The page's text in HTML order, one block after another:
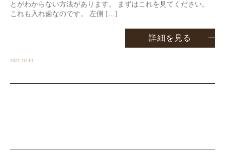
とがわからない方法があります。 まずはこれを見てください。
これも入れ歯なのです。 左側 […]
詳細を見る
2021.10.13